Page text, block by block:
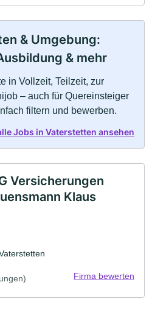
& Umgebung:
& mehr
in Vollzeit, Teilzeit, zur
– auch für Quereinsteiger
filtern und bewerben.
Jobs in Vaterstetten ansehen
Versicherungen
Klaus
Firma bewerten